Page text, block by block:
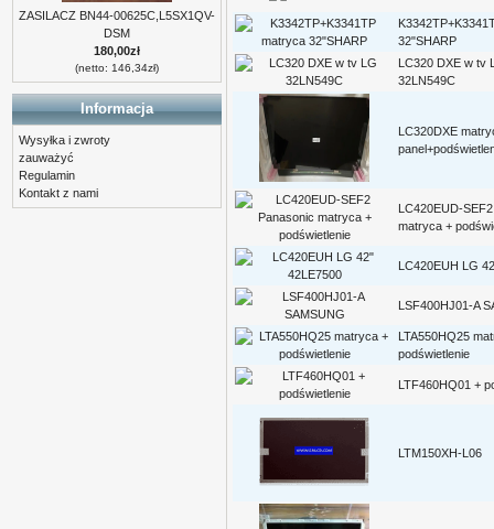
32"SHARP
LC320 DXE w tv
32LN549C
LC320DXE
LC420EUD-
matryca +
LC420EUH LG
LSF400HJ01-A
LTA550HQ25
podświetlenie
LTF460HQ01 +
LTM150XH-L06
ZASILACZ BN44-00625C,L5SX1QV-
DSM
180,00zł
(netto: 146,34zł)
Informacja
Wysyłka i zwroty
zauważyć
Regulamin
Kontakt z nami